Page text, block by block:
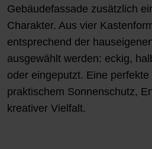
Gebäudefassade zusätzlich
Charakter. Aus vier
entsprechend der
ausgewählt werden: eckig,
oder eingeputzt. Eine
praktischem Sonnenschutz,
kreativer Vielfalt.